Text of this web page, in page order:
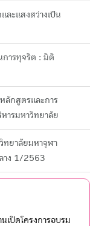
ละแสงสว่างเป็น
ารทุจริต : มิติ
ลักสูตรและการ
ารมหาวิทยาลัย
ทยาลัย​มหา​จุฬา
าง 1/2563
เปิดโครงการอบรม